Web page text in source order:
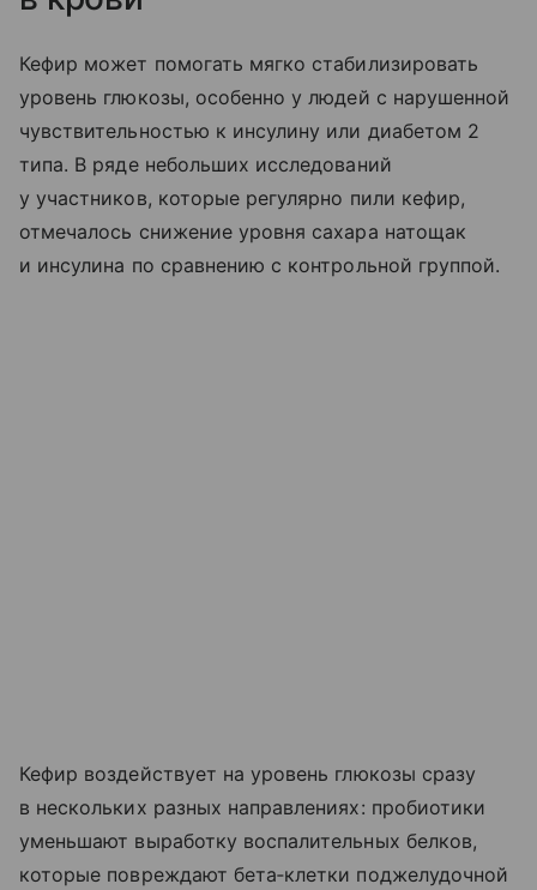
Кефир может помогать мягко стабилизировать
уровень глюкозы, особенно у людей с нарушенной
чувствительностью к инсулину или диабетом 2
типа. В ряде небольших исследований
у участников, которые регулярно пили кефир,
отмечалось снижение уровня сахара натощак
и инсулина по сравнению с контрольной группой.
Кефир воздействует на уровень глюкозы сразу
в нескольких разных направлениях: пробиотики
уменьшают выработку воспалительных белков,
которые повреждают бета‑клетки поджелудочной